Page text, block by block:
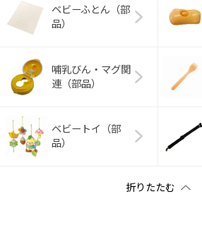
ベビーふとん（部
品）
哺乳びん・マグ関
連（部品）
ベビートイ（部
品）